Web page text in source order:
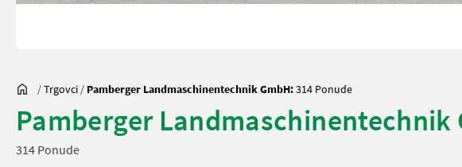
/Trgovci / Pamberger Landmaschinentechnik GmbH:314 Ponude
Pamberger Landmaschinentechnik
314 Ponude